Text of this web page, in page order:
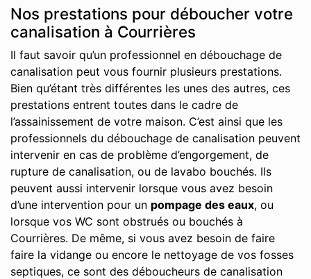
Nos prestations pour déboucher votre
canalisation à Courrières
Il faut savoir qu’un professionnel en débouchage de
canalisation peut vous fournir plusieurs prestations.
Bien qu’étant très différentes les unes des autres, ces
prestations entrent toutes dans le cadre de
l’assainissement de votre maison. C’est ainsi que les
professionnels du débouchage de canalisation peuvent
intervenir en cas de problème d’engorgement, de
rupture de canalisation, ou de lavabo bouchés. Ils
peuvent aussi intervenir lorsque vous avez besoin
d’une intervention pour un pompage des eaux, ou
lorsque vos WC sont obstrués ou bouchés à
Courrières. De même, si vous avez besoin de faire
faire la vidange ou encore le nettoyage de vos fosses
septiques, ce sont des déboucheurs de canalisation